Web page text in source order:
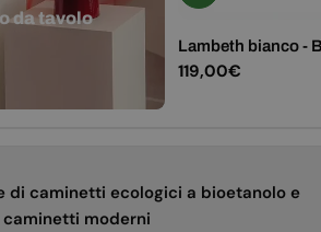
da tavolo
Lambeth bianco -
Prezzo
119,00€
di caminetti ecologici a bioetanolo e
caminetti moderni